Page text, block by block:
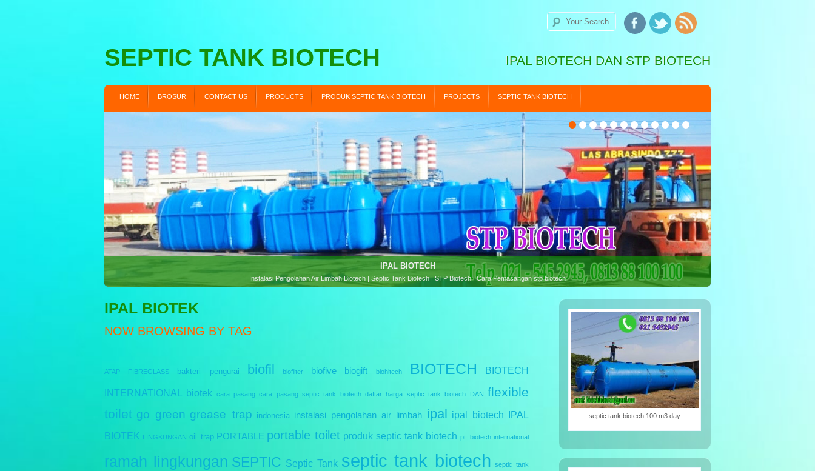
SEPTIC TANK BIOTECH IPAL BIOTECH DAN STP BIOTECH
HOME BROSUR CONTACT US PRODUCTS PRODUK SEPTIC TANK BIOTECH PROJECTS SEPTIC TANK BIOTECH
STP BIOTECH
Sewage treatment Plant Biotech | Septic Tank Biotech RC Series | Cara Pemasangan Septic tank Biotech
IPAL BIOTEK
NOW BROWSING BY TAG
ATAP FIBREGLASS bakteri pengurai biofil biofilter biofive biogift biohitech BIOTECH BIOTECH
INTERNATIONAL biotek cara pasang cara pasang septic tank biotech daftar harga septic tank biotech DAN flexible
toilet go green grease trap indonesia instalasi pengolahan air limbah ipal ipal biotech IPAL
BIOTEK LINGKUNGAN oil trap PORTABLE portable toilet produk septic tank biotech pt. biotech international
ramah lingkungan SEPTIC Septic Tank septic tank biotech septic tank
septic tank biotech 100 m3 day